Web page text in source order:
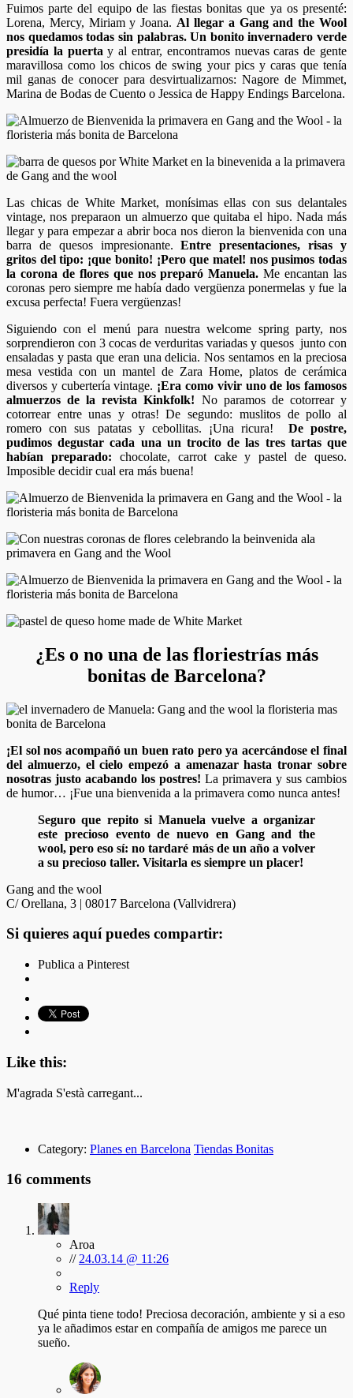
Fuimos parte del equipo de las fiestas bonitas que ya os presenté:
Lorena, Mercy, Miriam y Joana. Al llegar a Gang and the Wool
nos quedamos todas sin palabras. Un bonito invernadero verde
presidía la puerta y al entrar, encontramos nuevas caras de gente
maravillosa como los chicos de swing your pics y caras que tenía
mil ganas de conocer para desvirtualizarnos:Nagore de Mimmet,
Marina de Bodas de Cuento o Jessica de Happy Endings Barcelona.
Las chicas de White Market, monísimas ellas con sus delantales
vintage, nos preparaon un almuerzo que quitaba el hipo. Nada más
llegar y para empezar a abrir boca nos dieron la bienvenida con una
barra de quesos impresionante.Entre presentaciones, risas y
gritos del tipo: ¡que bonito! ¡Pero que matel! nos pusimos todas
la corona de flores que nos preparó Manuela. Me encantan las
coronas pero siempre me había dado vergüenza ponermelas y fue la
excusa perfecta! Fuera vergüenzas!
Siguiendo con el menú para nuestra welcome spring party, nos
sorprendieron con 3 cocas de verduritas variadas y quesos junto con
ensaladas y pasta que eran una delicia. Nos sentamos en la preciosa
mesa vestida con un mantel de Zara Home, platos de cerámica
diversos y cubertería vintage. ¡Era como vivir uno de los famosos
almuerzos de la revista Kinkfolk! No paramos de cotorrear y
cotorrear entre unas y otras! De segundo: muslitos de pollo al
romero con sus patatas y cebollitas. ¡Una ricura! De postre,
pudimos degustar cada una un trocito de las tres tartas que
habían preparado: chocolate, carrot cake y pastel de queso.
Imposible decidir cual era más buena!
¿Es o no una de las floriestrías más
bonitas de Barcelona?
¡El sol nos acompañó un buen rato pero ya acercándose el final
del almuerzo, el cielo empezó a amenazar hasta tronar sobre
nosotras justo acabando los postres! La primavera y sus cambios
de humor… ¡Fue una bienvenida a la primavera como nunca antes!
Seguro que repito si Manuela vuelve a organizar
este precioso evento de nuevo en Gang and the
wool, pero eso sí: no tardaré más de un año a volver
a su precioso taller. Visitarla es siempre un placer!
Gang and the wool
C/ Orellana, 3 | 08017 Barcelona (Vallvidrera)
Si quieres aquí puedes compartir:
Publica a Pinterest
Like this:
M'agrada S'està carregant...
Category: Planes en Barcelona Tiendas Bonitas
16 comments
Aroa
// 24.03.14 @ 11:26
Reply
Qué pinta tiene todo! Preciosa decoración, ambiente y si a eso
ya le añadimos estar en compañía de amigos me parece un
sueño.